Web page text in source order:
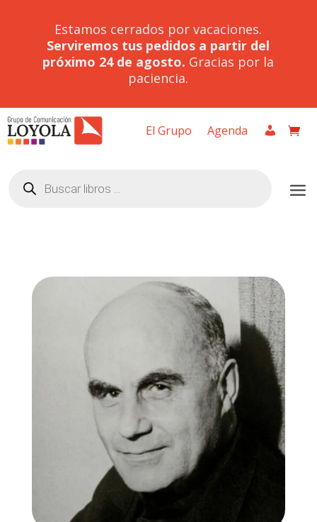
Estamos cerrados por vacaciones.
Serviremos tus pedidos a partir del
próximo 24 de agosto. Gracias por la
paciencia.
El Grupo Agenda
productos